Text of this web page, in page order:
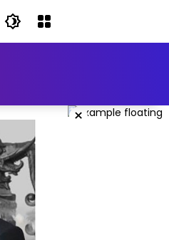
×